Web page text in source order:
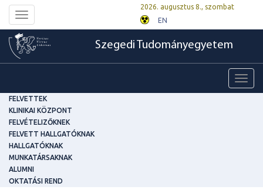
Toggle
navigation
2026. augusztus 8., szombat
EN
Szegedi Tudományegyetem
FELVETTEK
KLINIKAI KÖZPONT
FELVÉTELIZŐKNEK
FELVETT HALLGATÓKNAK
HALLGATÓKNAK
MUNKATÁRSAKNAK
ALUMNI
OKTATÁSI REND